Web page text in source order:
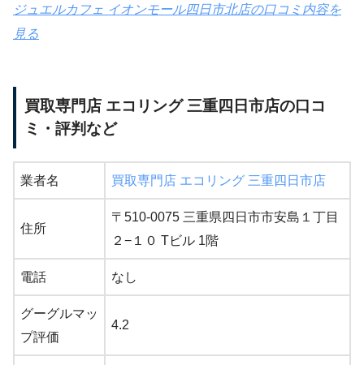
ジュエルカフェ イオンモール四日市北店の口コミ内容を
見る
買取専門店 エコリング 三重四日市店の口コ
ミ・評判など
業者名 買取専門店 エコリング 三重四日市店
住所
〒510-0075 三重県四日市市安島１丁目
２−１０ Tビル 1階
電話 なし
グーグルマッ
プ評価
4.2